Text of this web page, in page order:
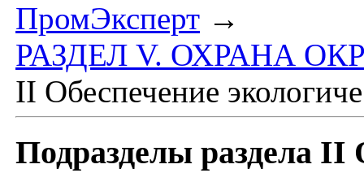
ПромЭксперт →
РАЗДЕЛ V. ОХРАНА
II Обеспечение
Подразделы раздела II